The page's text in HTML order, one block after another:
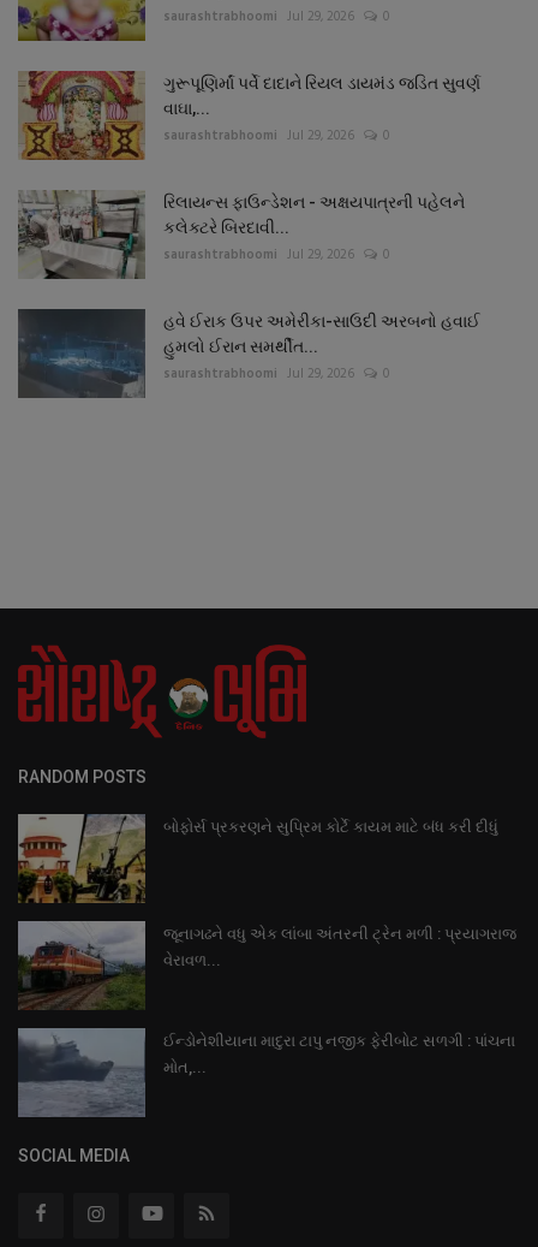
saurashtrabhoomi Jul 29, 2026 0
ગુરૂપૂણિર્માં પર્વે દાદાને રિયલ ડાયમંડ જડિત સુવર્ણ
વાઘા,...
saurashtrabhoomi Jul 29, 2026 0
રિલાયન્સ ફાઉન્ડેશન - અક્ષયપાત્રની પહેલને
કલેક્ટરે બિરદાવી...
saurashtrabhoomi Jul 29, 2026 0
હવે ઈરાક ઉપર અમેરીકા-સાઉદી અરબનો હવાઈ
હુમલો ઈરાન સમર્થીત...
saurashtrabhoomi Jul 29, 2026 0
RANDOM POSTS
બોફોર્સ પ્રકરણને સુપ્રિમ કોર્ટે કાયમ માટે બંધ કરી દીધું
જૂનાગઢને વધુ એક લાંબા અંતરની ટ્રેન મળી : પ્રયાગરાજ
વેરાવળ...
ઈન્ડોનેશીયાના માદુરા ટાપુ નજીક ફેરીબોટ સળગી : પાંચના
મોત,...
SOCIAL MEDIA